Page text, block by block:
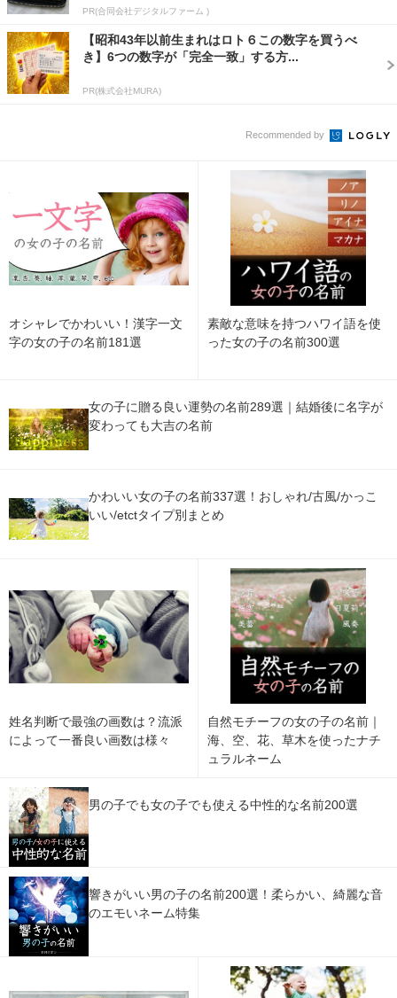
PR(合同会社デジタルファーム )
【昭和43年以前生まれはロト６この数字を買うべ
き】6つの数字が「完全一致」する方...
PR(株式会社MURA)
Recommended by
オシャレでかわいい！漢字一文
字の女の子の名前181選
素敵な意味を持つハワイ語を使
った女の子の名前300選
女の子に贈る良い運勢の名前289選｜結婚後に名字が
変わっても大吉の名前
かわいい女の子の名前337選！おしゃれ/古風/かっこ
いい/etctタイプ別まとめ
姓名判断で最強の画数は？流派
によって一番良い画数は様々
自然モチーフの女の子の名前｜
海、空、花、草木を使ったナチ
ュラルネーム
男の子でも女の子でも使える中性的な名前200選
響きがいい男の子の名前200選！柔らかい、綺麗な音
のエモいネーム特集